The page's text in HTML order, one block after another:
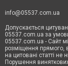
info@05537.com.ua
Допускається
05537.com.ua за
05537.com.ua - Сайт
розміщення прямого,
на цитовані статті не
Порушення